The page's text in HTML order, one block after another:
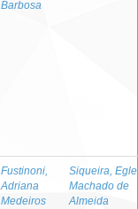
Barbosa
Fustinoni,
Adriana
Medeiros
Siqueira, Egle
Machado de
Almeida